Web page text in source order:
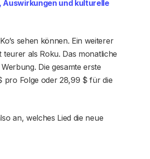
Auswirkungen und kulturelle
sehen können. Ein weiterer
als Roku. Das monatliche
Die gesamte erste
pro Folge oder 28,99 $ für die
an, welches Lied die neue